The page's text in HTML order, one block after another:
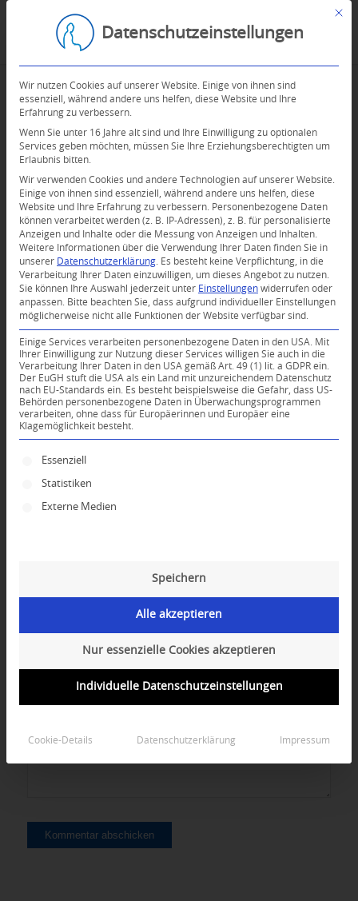
0
Dein Kommentar
An Diskussion beteiligen?
Hinterlassen Sie uns Ihren Kommentar!
Mit
Datenschutzeinstellungen
Wir nutzen Cookies auf unserer Website. Einige von ihnen sind
essenziell, während andere uns helfen, diese Website und Ihre
Erfahrung zu verbessern.
Wenn Sie unter 16 Jahre alt sind und Ihre Einwilligung zu optionalen
Services geben möchten, müssen Sie Ihre Erziehungsberechtigten um
Erlaubnis bitten.
Wir verwenden Cookies und andere Technologien auf unserer Website.
Einige von ihnen sind essenziell, während andere uns helfen, diese
Website und Ihre Erfahrung zu verbessern.
Personenbezogene Daten
können verarbeitet werden (z. B. IP-Adressen), z. B. für personalisierte
Anzeigen und Inhalte oder die Messung von Anzeigen und Inhalten.
Weitere Informationen über die Verwendung Ihrer Daten finden Sie in
unserer Datenschutzerklärung
Es besteht keine Verpflichtung, in die
Verarbeitung Ihrer Daten einzuwilligen, um dieses Angebot zu nutzen.
Sie können Ihre Auswahl jederzeit unter Einstellungen widerrufen oder
anpassen.
Bitte beachten Sie, dass aufgrund individueller Einstellungen
möglicherweise nicht alle Funktionen der Website verfügbar sind.
Einige Services verarbeiten personenbezogene Daten in den USA. Mit
Ihrer Einwilligung zur Nutzung dieser Services willigen Sie auch in die
Verarbeitung Ihrer Daten in den USA gemäß Art. 49 (1) lit. a GDPR ein.
Der EuGH stuft die USA als ein Land mit unzureichendem Datenschutz
nach EU-Standards ein. Es besteht beispielsweise die Gefahr, dass US-
Behörden personenbezogene Daten in Überwachungsprogrammen
verarbeiten, ohne dass für Europäerinnen und Europäer eine
Klagemöglichkeit besteht.
Es folgt eine Liste der Service-Gruppen, für die
Essenziell
Statistiken
Externe Medien
Speichern
Alle akzeptieren
Nur essenzielle Cookies akzeptieren
Individuelle Datenschutzeinstellungen
Cookie-Details Datenschutzerklärung Impressum